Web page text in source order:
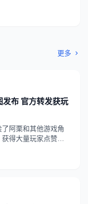
更多
发布 官方转发获玩
阿栗和其他游戏角
得大量玩家点赞，